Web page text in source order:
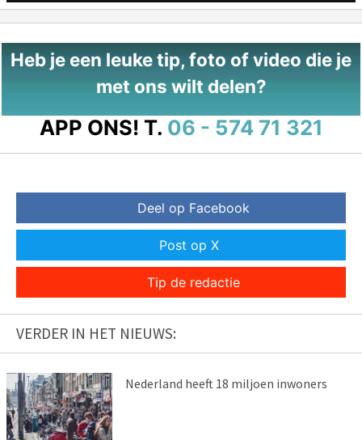
Heb je een leuke tip, foto of video die je
met ons wilt delen?
APP ONS! T. 06 - 574 71 321
Deel op Facebook
Post op X
Tip de redactie
VERDER IN HET NIEUWS:
Nederland heeft 18 miljoen inwoners